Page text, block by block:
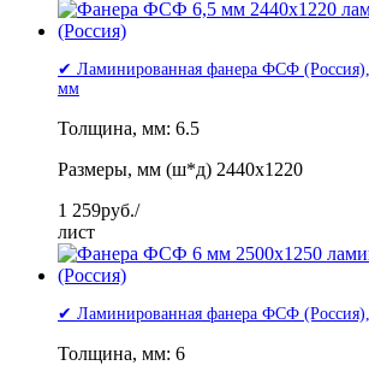
✔ Ламинированная фанера ФСФ
мм
Толщина, мм: 6.5
Размеры, мм (ш*д) 2440x1220
1 259руб./
лист
✔ Ламинированная фанера ФСФ
Толщина, мм: 6